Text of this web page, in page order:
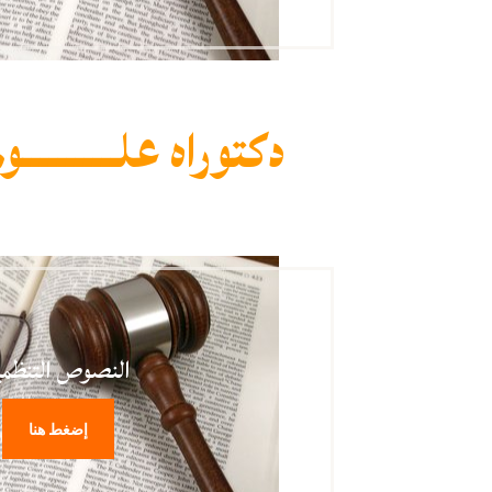
دكتوراه
النصوص
إضغط هنا